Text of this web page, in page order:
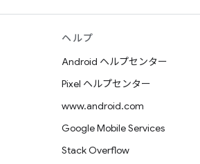
ヘルプ
Android ヘルプセンター
Pixel ヘルプセンター
www.android.com
Google Mobile Services
Stack Overflow